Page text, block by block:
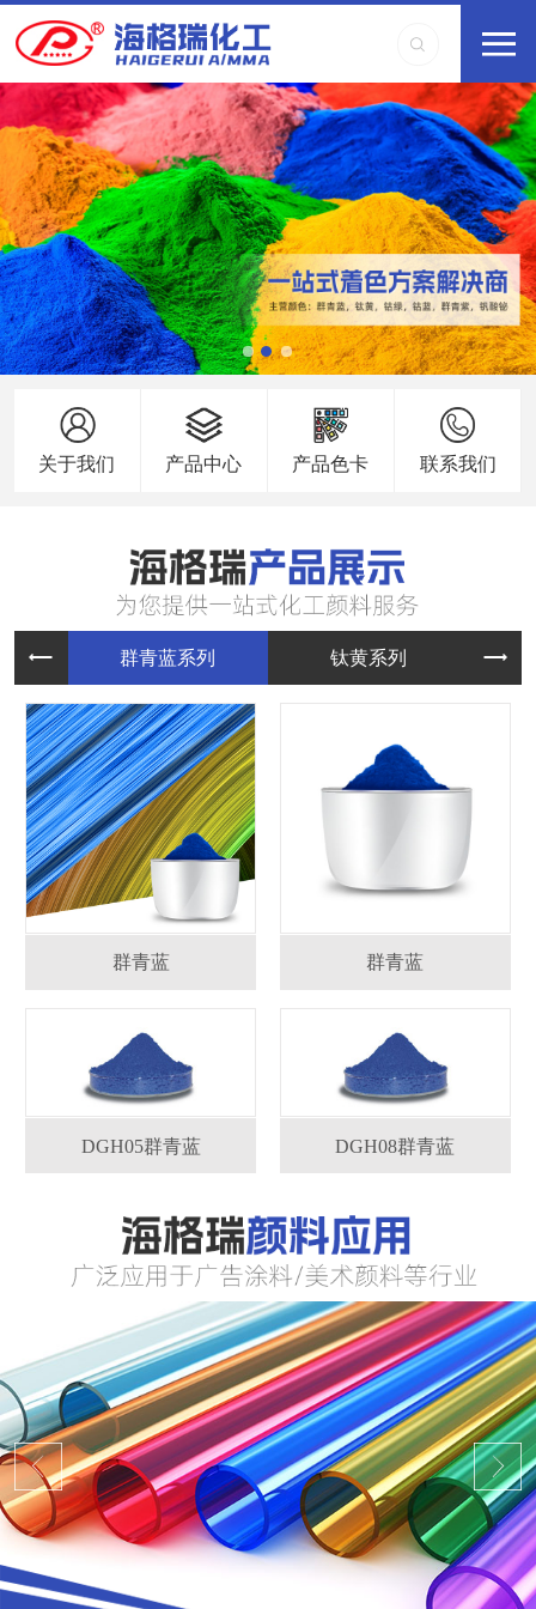
关于我们 产品中心 产品色卡 联系我们
群青蓝系 钛黄系列
群青蓝 群青蓝
DGH05群青蓝 DGH08群青蓝